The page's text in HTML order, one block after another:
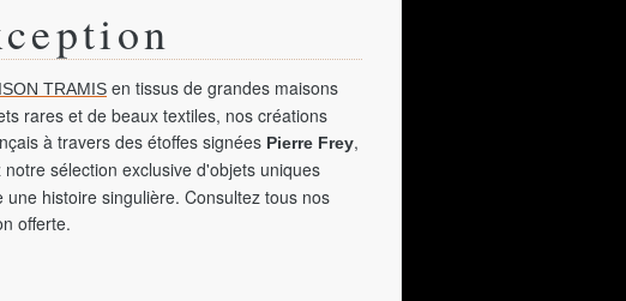
TRAMIS en tissus de grandes maisons
rares et de beaux textiles, nos créations
à travers des étoffes signées Pierre Frey,
notre sélection exclusive d'objets uniques
histoire singulière. Consultez tous nos
offerte.